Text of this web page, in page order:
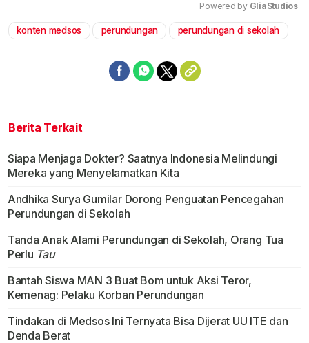
Mute
Powered by GliaStudios
konten medsos perundungan perundungan di sekolah
Berita Terkait
Siapa Menjaga Dokter? Saatnya Indonesia Melindungi
Mereka yang Menyelamatkan Kita
Andhika Surya Gumilar Dorong Penguatan Pencegahan
Perundungan di Sekolah
Tanda Anak Alami Perundungan di Sekolah, Orang Tua
Perlu Tau
Bantah Siswa MAN 3 Buat Bom untuk Aksi Teror,
Kemenag: Pelaku Korban Perundungan
Tindakan di Medsos Ini Ternyata Bisa Dijerat UU ITE dan
Denda Berat